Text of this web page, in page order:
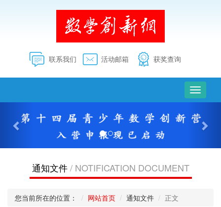
联系我们 活动邮箱 获奖查询
切
换
导
航
一
一
通知文件/ NOTIFICATION DOCUMENT
您当前所在的位置： 网站首页 通知文件 正文